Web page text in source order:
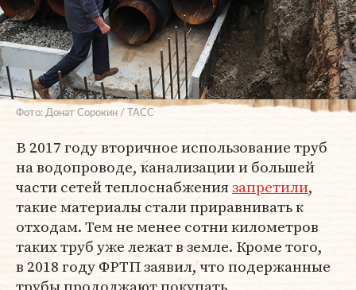
Фото: Донат Сорокин / ТАСС
В 2017 году вторичное использование труб
на водопроводе, канализации и большей
части сетей теплоснабжениязапретили,
такие материалы стали приравнивать к
отходам. Тем не менее сотни километров
таких труб уже лежат в земле. Кроме того,
в 2018 году ФРТП заявил, что подержанные